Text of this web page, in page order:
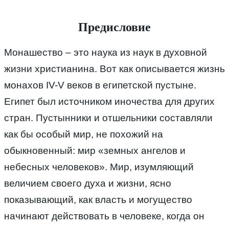
Предисловие
Монашество – это наука из наук в духовной
жизни христианина. Вот как описывается жизнь
монахов IV-V веков в египетской пустыне.
Египет был источником иночества для других
стран. Пустынники и отшельники составляли
как бы особый мир, не похожий на
обыкновенный: мир «земных ангелов и
небесных человеков». Мир, изумляющий
величием своего духа и жизни, ясно
показывающий, как власть и могущество
начинают действовать в человеке, когда он